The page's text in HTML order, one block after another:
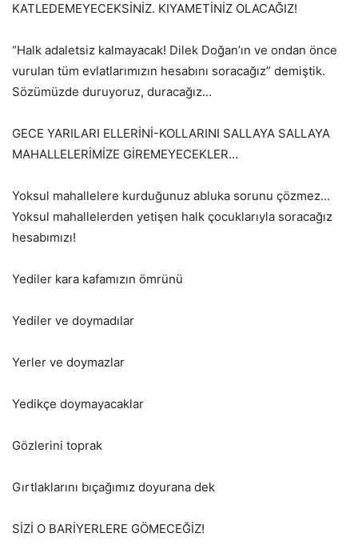
KATLEDEMEYECEKSİNİZ. KIYAMETİNİZ OLACAĞIZ!
“Halk adaletsiz kalmayacak! Dilek Doğan’ın ve ondan önce
vurulan tüm evlatlarımızın hesabını soracağız” demiştik.
Sözümüzde duruyoruz, duracağız…
GECE YARILARI ELLERİNİ-KOLLARINI SALLAYA SALLAYA
MAHALLELERİMİZE GİREMEYECEKLER…
Yoksul mahallelere kurduğunuz abluka sorunu çözmez…
Yoksul mahallelerden yetişen halk çocuklarıyla soracağız
hesabımızı!
Yediler kara kafamızın ömrünü
Yediler ve doymadılar
Yerler ve doymazlar
Yedikçe doymayacaklar
Gözlerini toprak
Gırtlaklarını bıçağımız doyurana dek
SİZİ O BARİYERLERE GÖMECEĞİZ!